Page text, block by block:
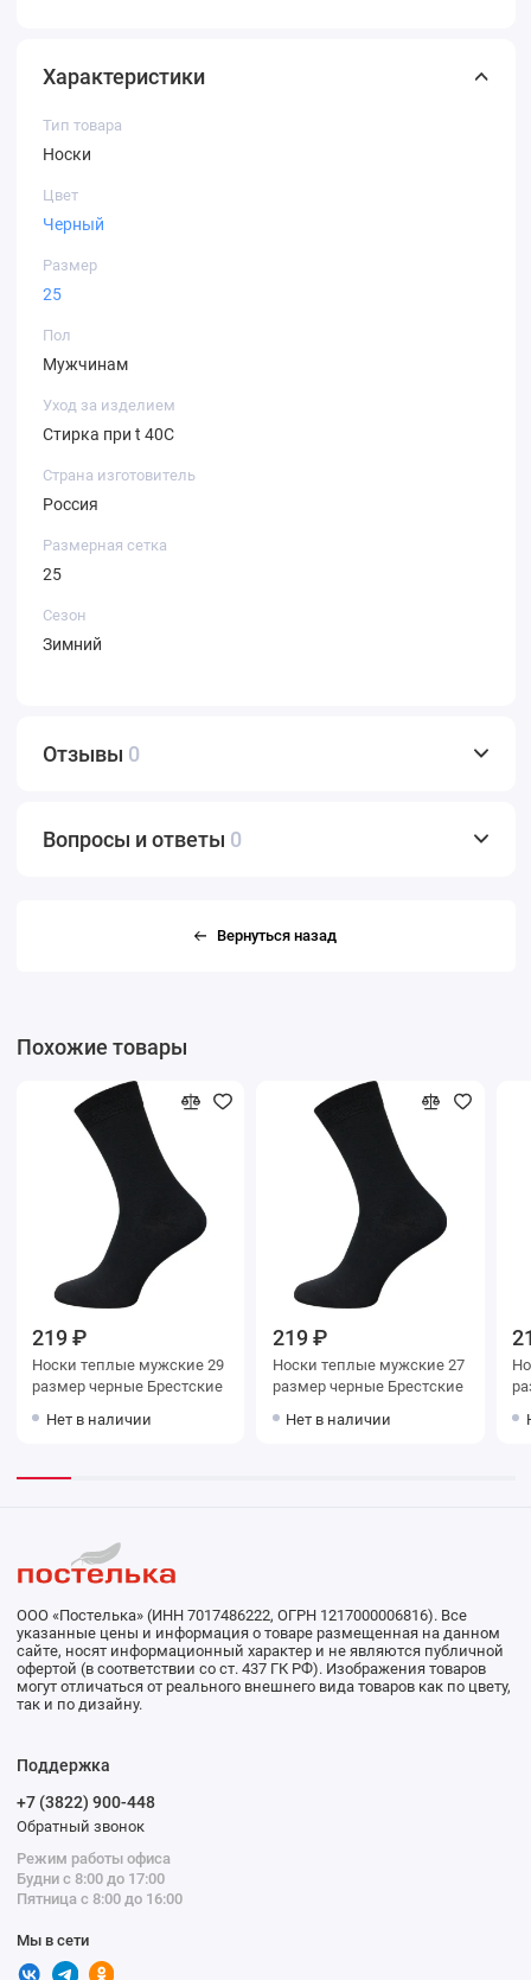
Характеристики
Тип товара
Носки
Цвет
Черный
Размер
25
Пол
Мужчинам
Уход за изделием
Стирка при t 40С
Страна изготовитель
Россия
Размерная сетка
25
Сезон
Зимний
Отзывы 0
Вопросы и ответы 0
Вернуться назад
Похожие товары
219 ₽
Носки теплые мужские 29
размер черные Брестские
Нет в наличии
219 ₽
Носки теплые мужские 27
размер черные Брестские
Нет в наличии
ООО «Постелька» (ИНН 7017486222, ОГРН 1217000006816). Все
указанные цены и информация о товаре размещенная на данном
сайте, носят информационный характер и не являются публичной
офертой (в соответствии со ст. 437 ГК РФ). Изображения товаров
могут отличаться от реального внешнего вида товаров как по цвету,
так и по дизайну.
Поддержка
+7 (3822) 900-448
Обратный звонок
Режим работы офиса
Будни с 8:00 до 17:00
Пятница с 8:00 до 16:00
Мы в сети